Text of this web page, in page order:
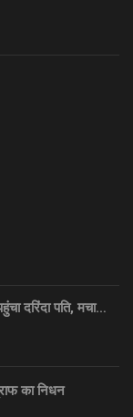
दरिंदा पति, मचा…
का निधन